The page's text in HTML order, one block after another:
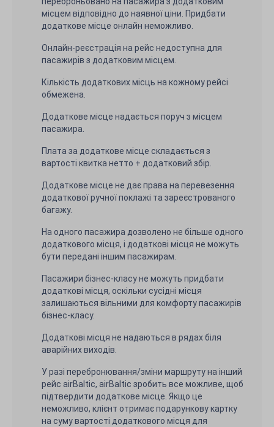
місцем відповідно до наявної ціни. Придбати
додаткове місце онлайн неможливо.
Онлайн-реєстрація на рейс недоступна для
пасажирів з додатковим місцем.
Кількість додаткових місць на кожному рейсі
обмежена.
Додаткове місце надається поруч з місцем
пасажира.
Плата за додаткове місце складається з
вартості квитка нетто + додатковий збір.
Додаткове місце не дає права на перевезення
додаткової ручної поклажі та зареєстрованого
багажу.
На одного пасажира дозволено не більше одного
додаткового місця, і додаткові місця не можуть
бути передані іншим пасажирам.
Пасажири бізнес-класу не можуть придбати
додаткові місця, оскільки сусідні місця
залишаються вільними для комфорту пасажирів
бізнес-класу.
Додаткові місця не надаються в рядах біля
аварійних виходів.
У разі перебронювання/зміни маршруту на інший
рейс airBaltic, airBaltic зробить все можливе, щоб
підтвердити додаткове місце. Якщо це
неможливо, клієнт отримає подарункову картку
на суму вартості додаткового місця для